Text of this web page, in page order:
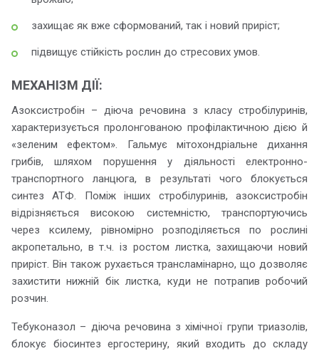
захищає як вже сформований, так і новий приріст;
підвищує стійкість рослин до стресових умов.
МЕХАНІЗМ ДІЇ:
Азоксистробін – діюча речовина з класу стробілуринів,
характеризується пролонгованою профілактичною дією й
«зеленим ефектом». Гальмує мітохондріальне дихання
грибів, шляхом порушення у діяльності електронно-
транспортного ланцюга, в результаті чого блокується
синтез АТФ. Поміж інших стробілуринів, азоксистробін
відрізняється високою системністю, транспортуючись
через ксилему, рівномірно розподіляється по рослині
акропетально, в т.ч. із ростом листка, захищаючи новий
приріст. Він також рухається трансламінарно, що дозволяє
захистити нижній бік листка, куди не потрапив робочий
розчин.
Тебуконазол – діюча речовина з хімічної групи триазолів,
блокує біосинтез ергостерину, який входить до складу